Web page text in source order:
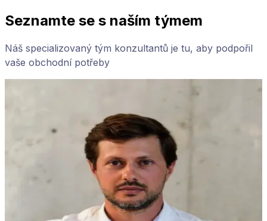
Seznamte se s naším týmem
Náš specializovaný tým konzultantů je tu, aby podpořil
vaše obchodní potřeby